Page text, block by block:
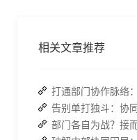
相关文章推荐